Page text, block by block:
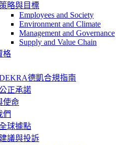
略與目標
Employees and Society
Environment and Climate
Management and Governance
Supply and Value Chain
格
德凱合規指南
正承諾
使命
們
球據點
建議與投訴